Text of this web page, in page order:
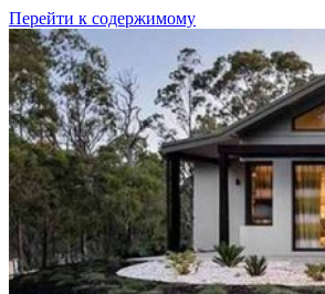
Перейти к содержимому